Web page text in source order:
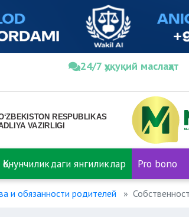
24/7 ҳуқуқий маслаҳат
Қонунчиликдаги янгиликлар Pro bono
и обязанности родителей